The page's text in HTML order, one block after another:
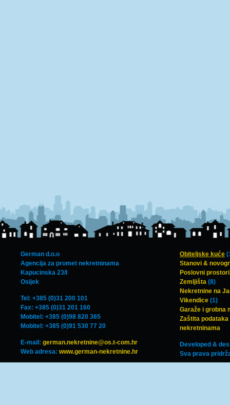
German d.o.o
Agencija za promet nekretninama
Kapucinska 23/I
Osijek
Tel: +385 (0)31 200 101
Fax: +385 (0)31 201 160
Mobitel: +385 (0)98 820 365
Mobitel: +385 (0)91 530 77 20
E-mail: german.nekretnine@os.t-com.hr
Web adresa: www.german-nekretnine.hr
Obiteljske kuće
Stanovi &
Poslovni
Zemljišta (8)
Nekretnine na
Vikendice (1)
Garaže i grobna
Zaštita
nekretninama
Developed &
Sva prava